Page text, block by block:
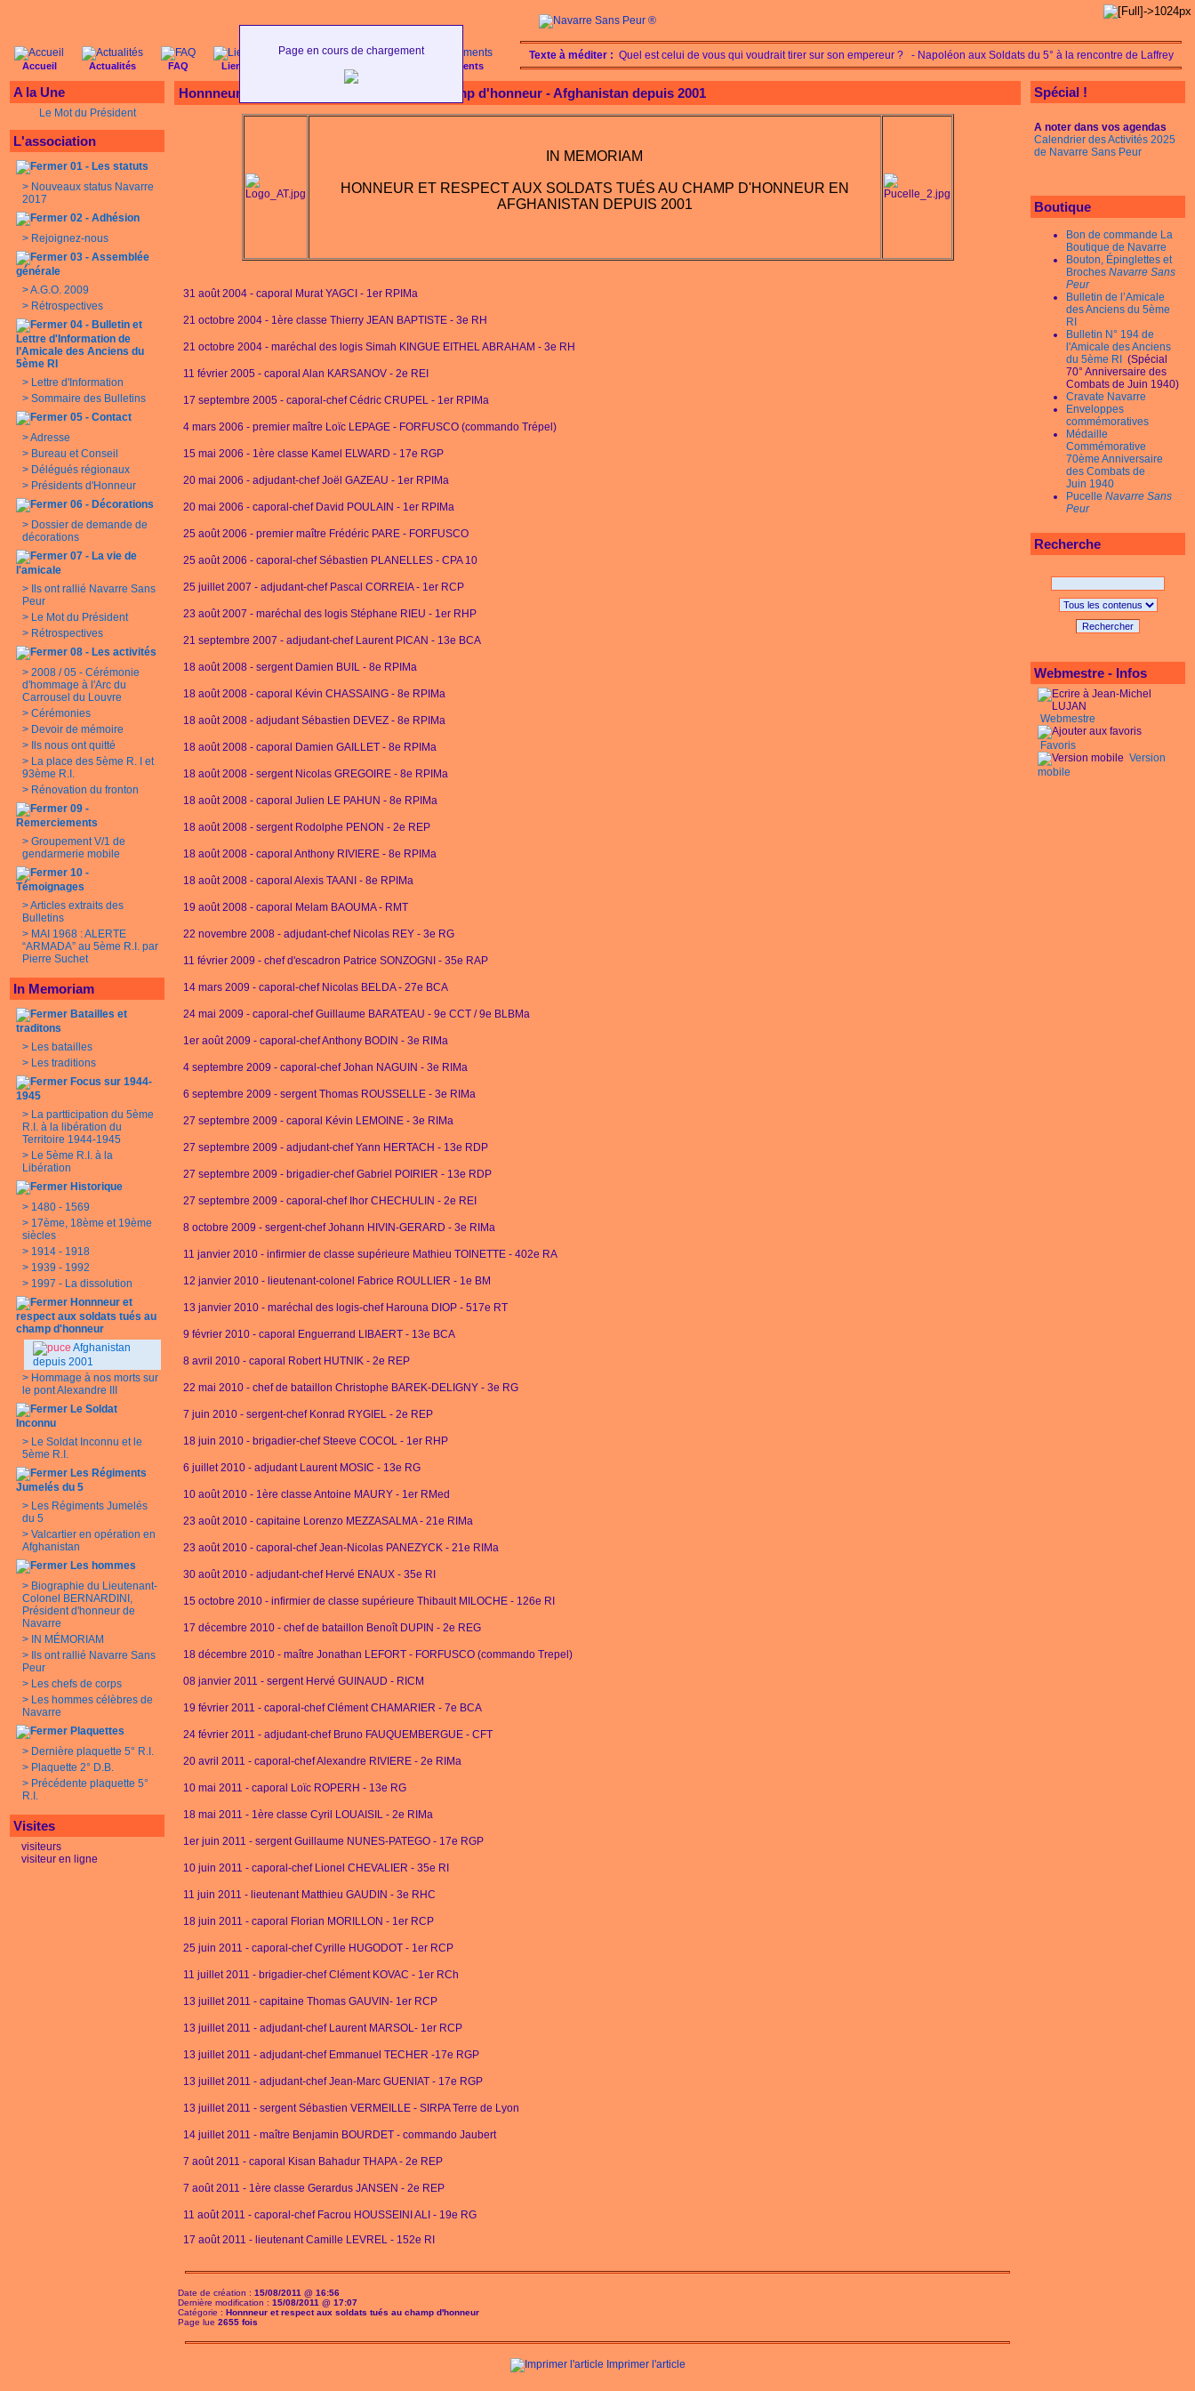
Page en cours de chargement
Accueil Actualités FAQ Liens Téléchargements
Texte à méditer : Quel est celui de vous qui voudrait tirer sur son empereur ? - Napoléon aux Soldats du 5° à la rencontre de Laffrey
A la Une
Le Mot du Président
L'association
01 - Les statuts
> Nouveaux status Navarre
2017
02 - Adhésion
> Rejoignez-nous
03 - Assemblée
générale
>A.G.O. 2009
> Rétrospectives
04 - Bulletin et
Lettre d'Information de
l’Amicale des Anciens du
5ème RI
> Lettre d'Information
> Sommaire des Bulletins
05 - Contact
>Adresse
> Bureau et Conseil
> Délégués régionaux
> Présidents d'Honneur
06 - Décorations
> Dossier de demande de
décorations
07 - La vie de
l'amicale
> Ils ont rallié Navarre Sans
Peur
> Le Mot du Président
> Rétrospectives
08 - Les activités
> 2008 / 05 - Cérémonie
d'hommage à l'Arc du
Carrousel du Louvre
> Cérémonies
> Devoir de mémoire
> Ils nous ont quitté
> La place des 5ème R. I et
93ème R.I.
> Rénovation du fronton
09 -
Remerciements
> Groupement V/1 de
gendarmerie mobile
10 -
Témoignages
>Articles extraits des
Bulletins
> MAI 1968 : ALERTE
“ARMADA” au 5ème R.I. par
Pierre Suchet
In Memoriam
Batailles et
traditons
> Les batailles
> Les traditions
Focus sur 1944-
1945
> La partticipation du 5ème
R.I. à la libération du
Territoire 1944-1945
> Le 5ème R.I. à la
Libération
Historique
> 1480 - 1569
> 17ème, 18ème et 19ème
siècles
> 1914 - 1918
> 1939 - 1992
> 1997 - La dissolution
Honnneur et
respect aux soldats tués au
champ d'honneur
Afghanistan
depuis 2001
> Hommage à nos morts sur
le pont Alexandre III
Le Soldat
Inconnu
> Le Soldat Inconnu et le
5ème R.I.
Les Régiments
Jumelés du 5
> Les Régiments Jumelés
du 5
> Valcartier en opération en
Afghanistan
Les hommes
> Biographie du Lieutenant-
Colonel BERNARDINI,
Président d'honneur de
Navarre
> IN MÉMORIAM
> Ils ont rallié Navarre Sans
Peur
> Les chefs de corps
> Les hommes célèbres de
Navarre
Plaquettes
> Dernière plaquette 5° R.I.
> Plaquette 2° D.B.
> Précédente plaquette 5°
R.I.
Visites
visiteurs
visiteur en ligne
Honnneur et respect aux soldats tués au champ d'honneur - Afghanistan depuis 2001
IN MEMORIAM
HONNEUR ET RESPECT AUX SOLDATS TUÉS AU CHAMP D'HONNEUR EN
AFGHANISTAN DEPUIS 2001
31 août 2004 - caporal Murat YAGCI - 1er RPIMa
21 octobre 2004 - 1ère classe Thierry JEAN BAPTISTE - 3e RH
21 octobre 2004 - maréchal des logis Simah KINGUE EITHEL ABRAHAM - 3e RH
11 février 2005 - caporal Alan KARSANOV - 2e REI
17 septembre 2005 - caporal-chef Cédric CRUPEL - 1er RPIMa
4 mars 2006 - premier maître Loïc LEPAGE - FORFUSCO (commando Trépel)
15 mai 2006 - 1ère classe Kamel ELWARD - 17e RGP
20 mai 2006 - adjudant-chef Joël GAZEAU - 1er RPIMa
20 mai 2006 - caporal-chef David POULAIN - 1er RPIMa
25 août 2006 - premier maître Frédéric PARE - FORFUSCO
25 août 2006 - caporal-chef Sébastien PLANELLES - CPA 10
25 juillet 2007 - adjudant-chef Pascal CORREIA - 1er RCP
23 août 2007 - maréchal des logis Stéphane RIEU - 1er RHP
21 septembre 2007 - adjudant-chef Laurent PICAN - 13e BCA
18 août 2008 - sergent Damien BUIL - 8e RPIMa
18 août 2008 - caporal Kévin CHASSAING - 8e RPIMa
18 août 2008 - adjudant Sébastien DEVEZ - 8e RPIMa
18 août 2008 - caporal Damien GAILLET - 8e RPIMa
18 août 2008 - sergent Nicolas GREGOIRE - 8e RPIMa
18 août 2008 - caporal Julien LE PAHUN - 8e RPIMa
18 août 2008 - sergent Rodolphe PENON - 2e REP
18 août 2008 - caporal Anthony RIVIERE - 8e RPIMa
18 août 2008 - caporal Alexis TAANI - 8e RPIMa
19 août 2008 - caporal Melam BAOUMA - RMT
22 novembre 2008 - adjudant-chef Nicolas REY - 3e RG
11 février 2009 - chef d'escadron Patrice SONZOGNI - 35e RAP
14 mars 2009 - caporal-chef Nicolas BELDA - 27e BCA
24 mai 2009 - caporal-chef Guillaume BARATEAU - 9e CCT / 9e BLBMa
1er août 2009 - caporal-chef Anthony BODIN - 3e RIMa
4 septembre 2009 - caporal-chef Johan NAGUIN - 3e RIMa
6 septembre 2009 - sergent Thomas ROUSSELLE - 3e RIMa
27 septembre 2009 - caporal Kévin LEMOINE - 3e RIMa
27 septembre 2009 - adjudant-chef Yann HERTACH - 13e RDP
27 septembre 2009 - brigadier-chef Gabriel POIRIER - 13e RDP
27 septembre 2009 - caporal-chef Ihor CHECHULIN - 2e REI
8 octobre 2009 - sergent-chef Johann HIVIN-GERARD - 3e RIMa
11 janvier 2010 - infirmier de classe supérieure Mathieu TOINETTE - 402e RA
12 janvier 2010 - lieutenant-colonel Fabrice ROULLIER - 1e BM
13 janvier 2010 - maréchal des logis-chef Harouna DIOP - 517e RT
9 février 2010 - caporal Enguerrand LIBAERT - 13e BCA
8 avril 2010 - caporal Robert HUTNIK - 2e REP
22 mai 2010 - chef de bataillon Christophe BAREK-DELIGNY - 3e RG
7 juin 2010 - sergent-chef Konrad RYGIEL - 2e REP
18 juin 2010 - brigadier-chef Steeve COCOL - 1er RHP
6 juillet 2010 - adjudant Laurent MOSIC - 13e RG
10 août 2010 - 1ère classe Antoine MAURY - 1er RMed
23 août 2010 - capitaine Lorenzo MEZZASALMA - 21e RIMa
23 août 2010 - caporal-chef Jean-Nicolas PANEZYCK - 21e RIMa
30 août 2010 - adjudant-chef Hervé ENAUX - 35e RI
15 octobre 2010 - infirmier de classe supérieure Thibault MILOCHE - 126e RI
17 décembre 2010 - chef de bataillon Benoît DUPIN - 2e REG
18 décembre 2010 - maître Jonathan LEFORT - FORFUSCO (commando Trepel)
08 janvier 2011 - sergent Hervé GUINAUD - RICM
19 février 2011 - caporal-chef Clément CHAMARIER - 7e BCA
24 février 2011 - adjudant-chef Bruno FAUQUEMBERGUE - CFT
20 avril 2011 - caporal-chef Alexandre RIVIERE - 2e RIMa
10 mai 2011 - caporal Loïc ROPERH - 13e RG
18 mai 2011 - 1ère classe Cyril LOUAISIL - 2e RIMa
1er juin 2011 - sergent Guillaume NUNES-PATEGO - 17e RGP
10 juin 2011 - caporal-chef Lionel CHEVALIER - 35e RI
11 juin 2011 - lieutenant Matthieu GAUDIN - 3e RHC
18 juin 2011 - caporal Florian MORILLON - 1er RCP
25 juin 2011 - caporal-chef Cyrille HUGODOT - 1er RCP
11 juillet 2011 - brigadier-chef Clément KOVAC - 1er RCh
13 juillet 2011 - capitaine Thomas GAUVIN- 1er RCP
13 juillet 2011 - adjudant-chef Laurent MARSOL- 1er RCP
13 juillet 2011 - adjudant-chef Emmanuel TECHER -17e RGP
13 juillet 2011 - adjudant-chef Jean-Marc GUENIAT - 17e RGP
13 juillet 2011 - sergent Sébastien VERMEILLE - SIRPA Terre de Lyon
14 juillet 2011 - maître Benjamin BOURDET - commando Jaubert
7 août 2011 - caporal Kisan Bahadur THAPA - 2e REP
7 août 2011 - 1ère classe Gerardus JANSEN - 2e REP
11 août 2011 - caporal-chef Facrou HOUSSEINI ALI - 19e RG
17 août 2011 - lieutenant Camille LEVREL - 152e RI
Date de création : 15/08/2011 @ 16:56
Dernière modification : 15/08/2011 @ 17:07
Catégorie : Honnneur et respect aux soldats tués au champ d'honneur
Page lue 2655 fois
Imprimer l'article
Spécial !
A noter dans vos agendas
Calendrier des Activités 2025
de Navarre Sans Peur
Boutique
Bon de commande La
Boutique de Navarre
Bouton, Épinglettes et
Broches Navarre Sans
Peur
Bulletin de l’Amicale
des Anciens du 5ème
RI
Bulletin N° 194 de
l'Amicale des Anciens
du 5ème RI
(Spécial
70° Anniversaire des
Combats de Juin 1940)
Cravate Navarre
Enveloppes
commémoratives
Médaille
Commémorative
70ème Anniversaire
des Combats de
Juin 1940
Pucelle Navarre Sans
Peur
Recherche
Rechercher
Webmestre - Infos
Webmestre
Favoris
Version
mobile